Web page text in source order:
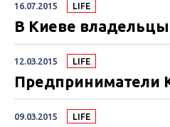
16.07.2015 LIFE
В Киеве
12.03.2015 LIFE
Предприниматели
09.03.2015 LIFE